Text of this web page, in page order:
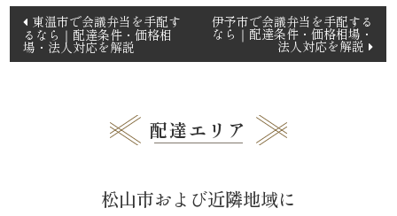
3,999
円
投
稿
ナ
東温市で会議弁当を手配す
るなら｜配達条件・価格相
場・法人対応を解説
伊予市で会議弁当を手配する
なら｜配達条件・価格相場・
法人対応を解説
配達エリア
松山市および近隣地域に